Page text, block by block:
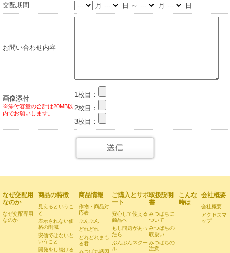
交配期間 月 日 ～ 月 日
お問い合わせ内容
画像添付
※添付容量の合計は20MB以
内でお願いします。
1枚目：
2枚目：
3枚目：
なぜ交配用
なのか
なぜ交配専用
なのか
商品の特徴
見えるというこ
と
表示されない価
格の削減
安価ではないと
いうこと
開発をし続ける
商品情報
作物・商品対
応表
ぶんぶん
どれどれ
どれどれまも
る君
みつばち誘因
ご購入とサポ
ート
安心して使える
商品へ
もし問題があっ
たら
ぶんぶんスクー
ル
取扱説明
書
みつばちに
ついて
みつばちの
取扱い
みつばちの
注意
こんな
時は
会社概要
会社概要
アクセスマ
ップ